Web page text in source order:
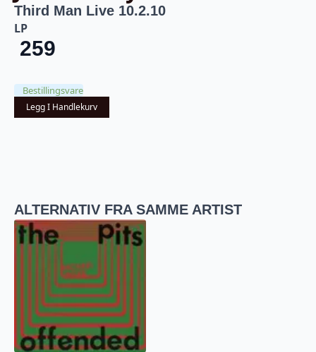
Third Man Live 10.2.10
LP
259
Bestillingsvare
Legg I Handlekurv
ALTERNATIV FRA SAMME ARTIST